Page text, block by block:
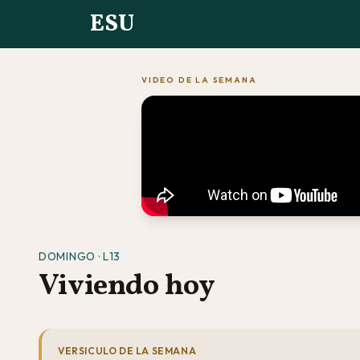
ESU
VIDEO DE LA SEMANA
DOMINGO · L13
Viviendo hoy
VERSICULO DE LA SEMANA